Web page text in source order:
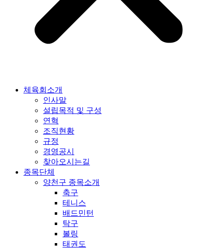
체육회소개
인사말
설립목적 및 구성
연혁
조직현황
규정
경영공시
찾아오시는길
종목단체
양천구 종목소개
축구
테니스
배드민턴
탁구
볼링
태권도